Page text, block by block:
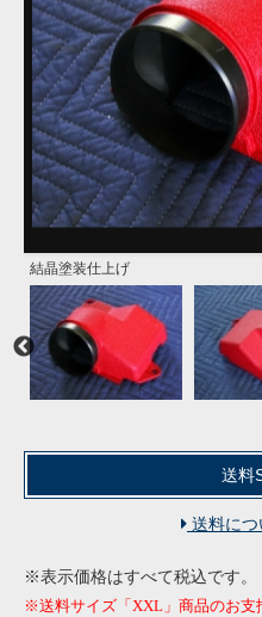
結晶塗装仕上げ
送料
送料につ
※表示価格はすべて税込です。
※送料サイズ「XXL」商品のお支